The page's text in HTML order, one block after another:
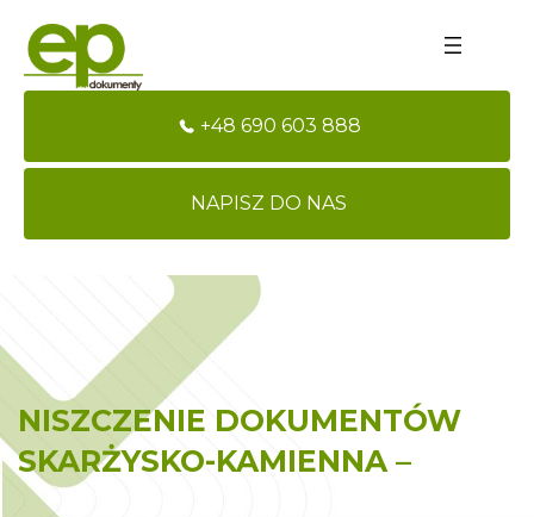
+48 690 603 888
NAPISZ DO NAS
NISZCZENIE DOKUMENTÓW
SKARŻYSKO-KAMIENNA –